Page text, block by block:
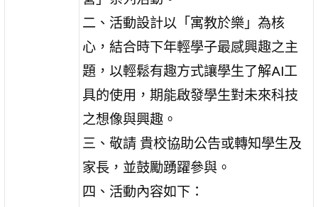
二、活動設計以「寓教於樂」為核
心，結合時下年輕學子最感興趣之主
題，以輕鬆有趣方式讓學生了解AI工
具的使用，期能啟發學生對未來科技
之想像與興趣。
三、敬請 貴校協助公告或轉知學生及
家長，並鼓勵踴躍參與。
四、活動內容如下：